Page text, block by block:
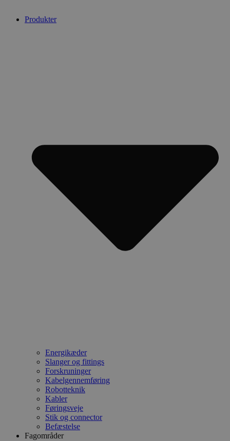
Produkter
Energikæder
Slanger og fittings
Forskruninger
Kabelgennemføring
Robotteknik
Kabler
Føringsveje
Stik og connector
Befæstelse
Fagområder